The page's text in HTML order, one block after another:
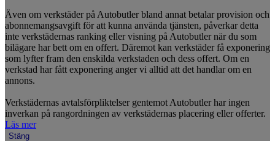
Även om verkstäder på Autobutler bland annat betalar provision och
abonnemangsavgift för att kunna använda tjänsten, påverkar detta
inte verkstädernas ranking eller visning på Autobutler när du som
bilägare har bett om en offert. Däremot kan verkstäder få exponering
som lyfter fram den enskilda verkstaden och dess offert. Om en
verkstad har fått exponering anger vi alltid att det handlar om en
annons.
Verkstädernas avtalsförpliktelser gentemot Autobutler har ingen
inverkan på rangordningen av verkstädernas placering eller offerter.
Läs mer
Stäng